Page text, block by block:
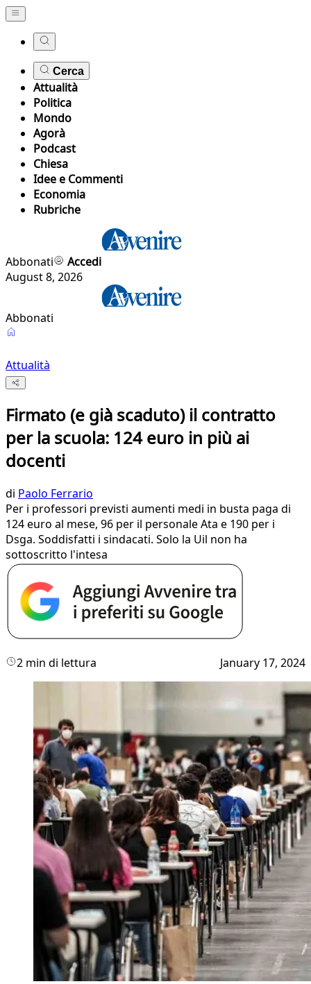
Cerca
Attualità
Politica
Mondo
Agorà
Podcast
Chiesa
Idee e Commenti
Economia
Rubriche
Abbonati
Accedi
August 8, 2026
Abbonati
Attualità
Firmato (e già scaduto) il contratto
per la scuola: 124 euro in più ai
docenti
di Paolo Ferrario
Per i professori previsti aumenti medi in busta paga di
124 euro al mese, 96 per il personale Ata e 190 per i
Dsga. Soddisfatti i sindacati. Solo la Uil non ha
sottoscritto l'intesa
2 min di lettura January 17, 2024